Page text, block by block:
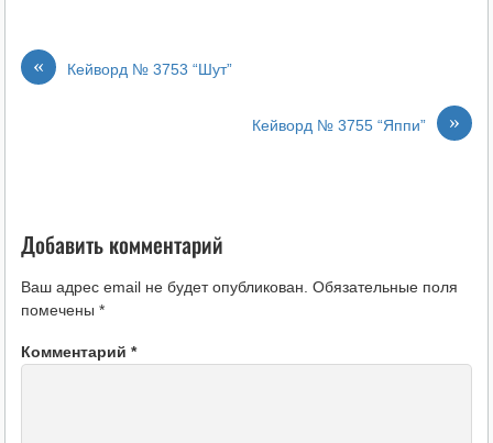
« Кейворд № 3753 “Шут”
»
Кейворд № 3755 “Яппи”
Добавить комментарий
Ваш адрес email не будет опубликован. Обязательные поля
помечены *
Комментарий *